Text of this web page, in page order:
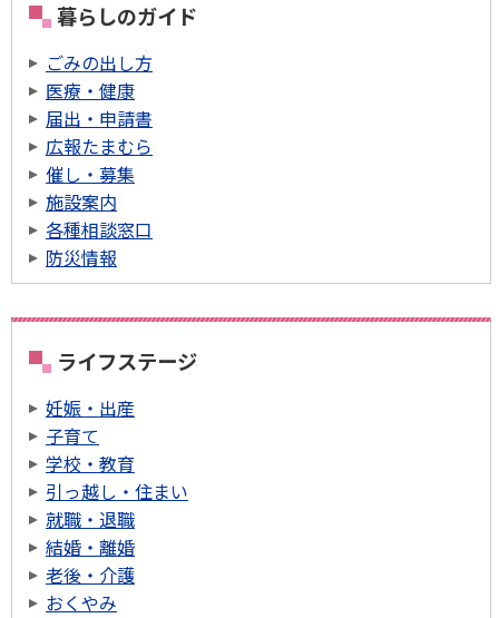
暮らしのガイド
ごみの出し方
医療・健康
届出・申請書
広報たまむら
催し・募集
施設案内
各種相談窓口
防災情報
ライフステージ
妊娠・出産
子育て
学校・教育
引っ越し・住まい
就職・退職
結婚・離婚
老後・介護
おくやみ